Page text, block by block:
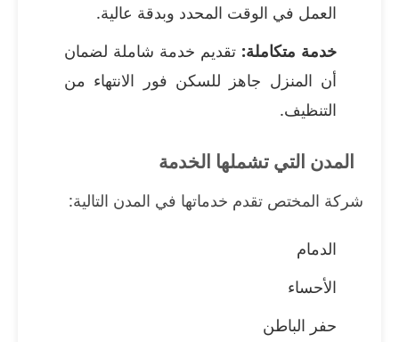
العمل في الوقت المحدد وبدقة عالية.
خدمة متكاملة: تقديم خدمة شاملة لضمان
أن المنزل جاهز للسكن فور الانتهاء من
التنظيف.
المدن التي تشملها الخدمة
شركة المختص تقدم خدماتها في المدن التالية:
الدمام
الأحساء
حفر الباطن